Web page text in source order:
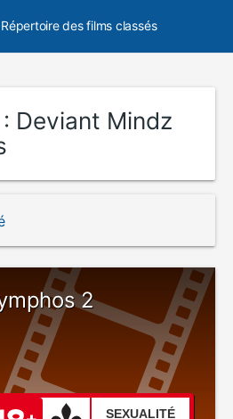
Répertoire des films classés
Deviant Mindz
2
SEXUALITÉ